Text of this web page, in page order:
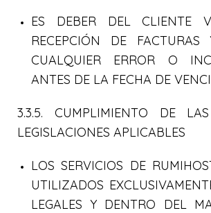
ES DEBER DEL CLIENTE
RECEPCIÓN DE FACTURAS
CUALQUIER ERROR O
ANTES DE LA FECHA DE
3.3.5. CUMPLIMIENTO DE
LEGISLACIONES APLICABLES
LOS SERVICIOS DE
UTILIZADOS
LEGALES Y DENTRO DEL